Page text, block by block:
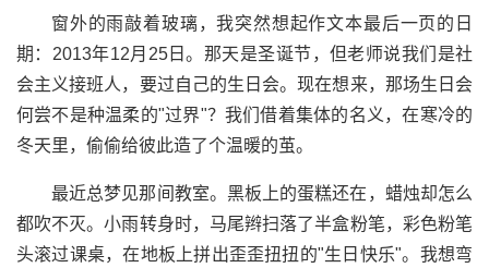
窗外的雨敲着玻璃，我突然想起作文本最后一页的日
期：2013年12月25日。那天是圣诞节，但老师说我们是社
会主义接班人，要过自己的生日会。现在想来，那场生日会
何尝不是种温柔的"过界"？我们借着集体的名义，在寒冷的
冬天里，偷偷给彼此造了个温暖的茧。
最近总梦见那间教室。黑板上的蛋糕还在，蜡烛却怎么
都吹不灭。小雨转身时，马尾辫扫落了半盒粉笔，彩色粉笔
头滚过课桌，在地板上拼出歪歪扭扭的"生日快乐"。我想弯